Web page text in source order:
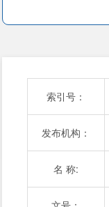
索引号：
发布机构：
名 称: